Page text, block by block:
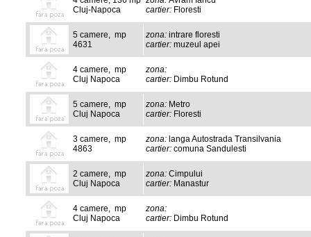
Cluj-Napoca
cartier: Floresti
5 camere, mp
4631
zona: intrare floresti
cartier: muzeul apei
4 camere, mp
Cluj Napoca
zona:
cartier: Dimbu Rotund
5 camere, mp
Cluj Napoca
zona: Metro
cartier: Floresti
3 camere, mp
4863
zona: langa Autostrada Transilvania
cartier: comuna Sandulesti
2 camere, mp
Cluj Napoca
zona: Cimpului
cartier: Manastur
4 camere, mp
Cluj Napoca
zona:
cartier: Dimbu Rotund